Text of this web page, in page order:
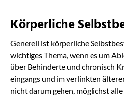
Körperliche
Generell ist körperliche
wichtiges Thema, wenn es um
über Behinderte und chronisch
eingangs und im verlinkten
nicht darum gehen, möglichst